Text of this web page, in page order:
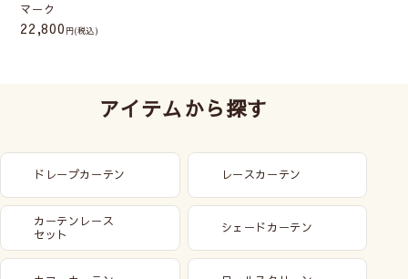
マーク
22,800 (税込)
アイテムから探す
ドレープカーテン レースカーテン
カーテンレース
セット
シェードカーテン